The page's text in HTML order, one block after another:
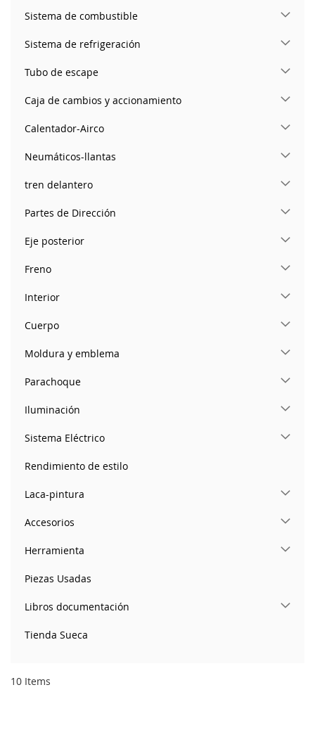
10 Items
Sistema de combustible
Sistema de refrigeración
Tubo de escape
Caja de cambios y accionamiento
Calentador-Airco
Neumáticos-llantas
tren delantero
Partes de Dirección
Eje posterior
Freno
Interior
Cuerpo
Moldura y emblema
Parachoque
Iluminación
Sistema Eléctrico
Rendimiento de estilo
Laca-pintura
Accesorios
Herramienta
Piezas Usadas
Libros documentación
Tienda Sueca